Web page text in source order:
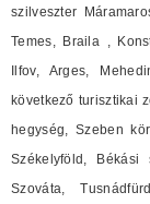
szilveszter
Temes, Braila ,
Ilfov, Arges,
következő turisztikai
hegység, Szeben
Székelyföld, Békási
Szováta,